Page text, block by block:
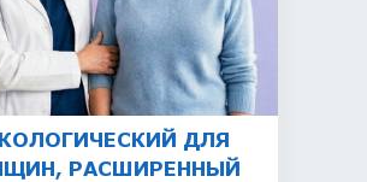
ДЛЯ
РАСШИРЕННЫЙ